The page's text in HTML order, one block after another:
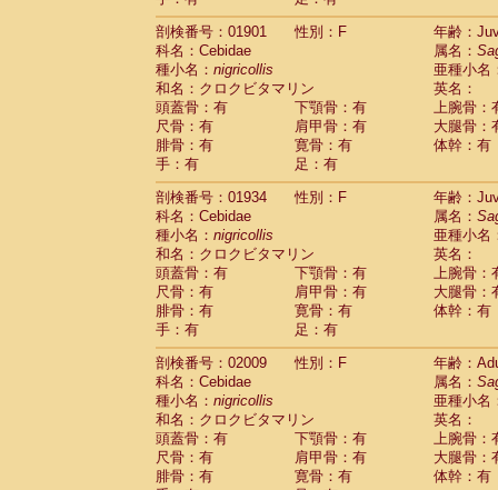
AtelidaeAlouatta fusca
AtelidaeAlouatta seniculus
Atelidae
AtelidaeAteles belzebuth
Atelidae Ateles geoffroyi
Atelidae Ateles paniscus
Atelidae Atelesspp.
Atelidae Lagothrix lagothricha
AtelidaeLagothrix lagothricha cana(0)
Pitheciidae
Cacajao calvus
Pitheciidae
Callicebus cupreus(2)
Pitheciidae Callicebus donacophilus(0)
PitheciidaeCallicebus moloch(0)
Pitheciidae Callicebus torquatus(0)
Pitheciidae Callicebus
Pitheciidae Chiropotes satanas
Pitheciidae Pithecia monachus
Pitheciidae Pithecia pithecia (0)
Cercopithecidae Cercocebus agilis (0)
Cercopithecidae
Cercocebus
Cercopithecidae
Cercocebus
CercopithecidaeCercocebus
CercopithecidaeCercocebus
CercopithecidaeCercocebus hybrid(2)
剖検番号：01901
性別：F
年齢：
科名：Cebidae
属名：
種小名： nigricollis
亜種小名
和名：クロクビタマリン
英名：
頭蓋骨：有
下顎骨：有
上腕骨：
尺骨：有
肩甲骨：有
大腿骨：
腓骨：有
寛骨：有
体幹：有
手：有
足：有
剖検番号：01934
性別：F
年齢：
科名：Cebidae
属名：
種小名： nigricollis
亜種小名
和名：クロクビタマリン
英名：
頭蓋骨：有
下顎骨：有
上腕骨：
尺骨：有
肩甲骨：有
大腿骨：
腓骨：有
寛骨：有
体幹：有
手：有
足：有
剖検番号：02009
性別：F
年齢：
科名：Cebidae
属名：
種小名： nigricollis
亜種小名
和名：クロクビタマリン
英名：
頭蓋骨：有
下顎骨：有
上腕骨：
尺骨：有
肩甲骨：有
大腿骨：
腓骨：有
寛骨：有
体幹：有